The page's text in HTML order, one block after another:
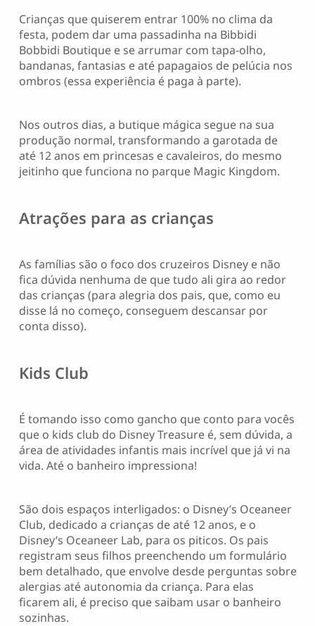
Crianças que quiserem entrar 100% no clima da
festa, podem dar uma passadinha na Bibbidi
Bobbidi Boutique e se arrumar com tapa-olho,
bandanas, fantasias e até papagaios de pelúcia nos
ombros (essa experiência é paga à parte).
Nos outros dias, a butique mágica segue na sua
produção normal, transformando a garotada de
até 12 anos em princesas e cavaleiros, do mesmo
jeitinho que funciona no parque Magic Kingdom.
Atrações para as crianças
As famílias são o foco dos cruzeiros Disney e não
fica dúvida nenhuma de que tudo ali gira ao redor
das crianças (para alegria dos pais, que, como eu
disse lá no começo, conseguem descansar por
conta disso).
Kids Club
É tomando isso como gancho que conto para vocês
que o kids club do Disney Treasure é, sem dúvida, a
área de atividades infantis mais incrível que já vi na
vida. Até o banheiro impressiona!
São dois espaços interligados: o Disney’s Oceaneer
Club, dedicado a crianças de até 12 anos, e o
Disney’s Oceaneer Lab, para os piticos. Os pais
registram seus filhos preenchendo um formulário
bem detalhado, que envolve desde perguntas sobre
alergias até autonomia da criança. Para elas
ficarem ali, é preciso que saibam usar o banheiro
sozinhas.